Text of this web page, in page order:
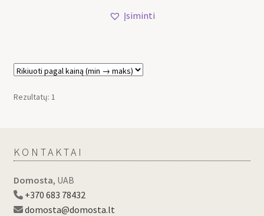
Įsiminti
Rezultatų: 1
KONTAKTAI
Domosta, UAB
+370 683 78432
domosta@domosta.lt